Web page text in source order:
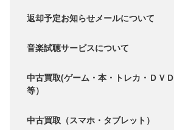
返却予定お知らせメールについて
音楽試聴サービスについて
中古買取(ゲーム・本・トレカ・ＤＶＤ
等）
中古買取（スマホ・タブレット）